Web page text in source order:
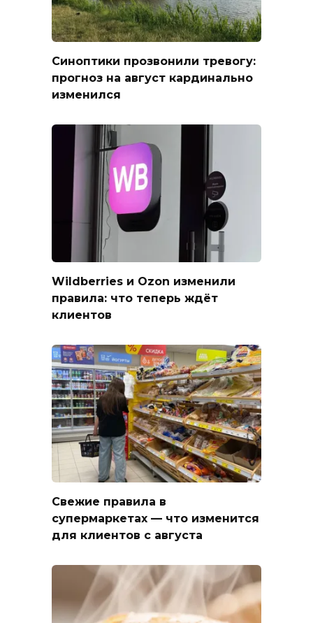
Синоптики прозвонили тревогу:
прогноз на август кардинально
изменился
Wildberries и Ozon изменили
правила: что теперь ждёт
клиентов
Свежие правила в
супермаркетах — что изменится
для клиентов с августа